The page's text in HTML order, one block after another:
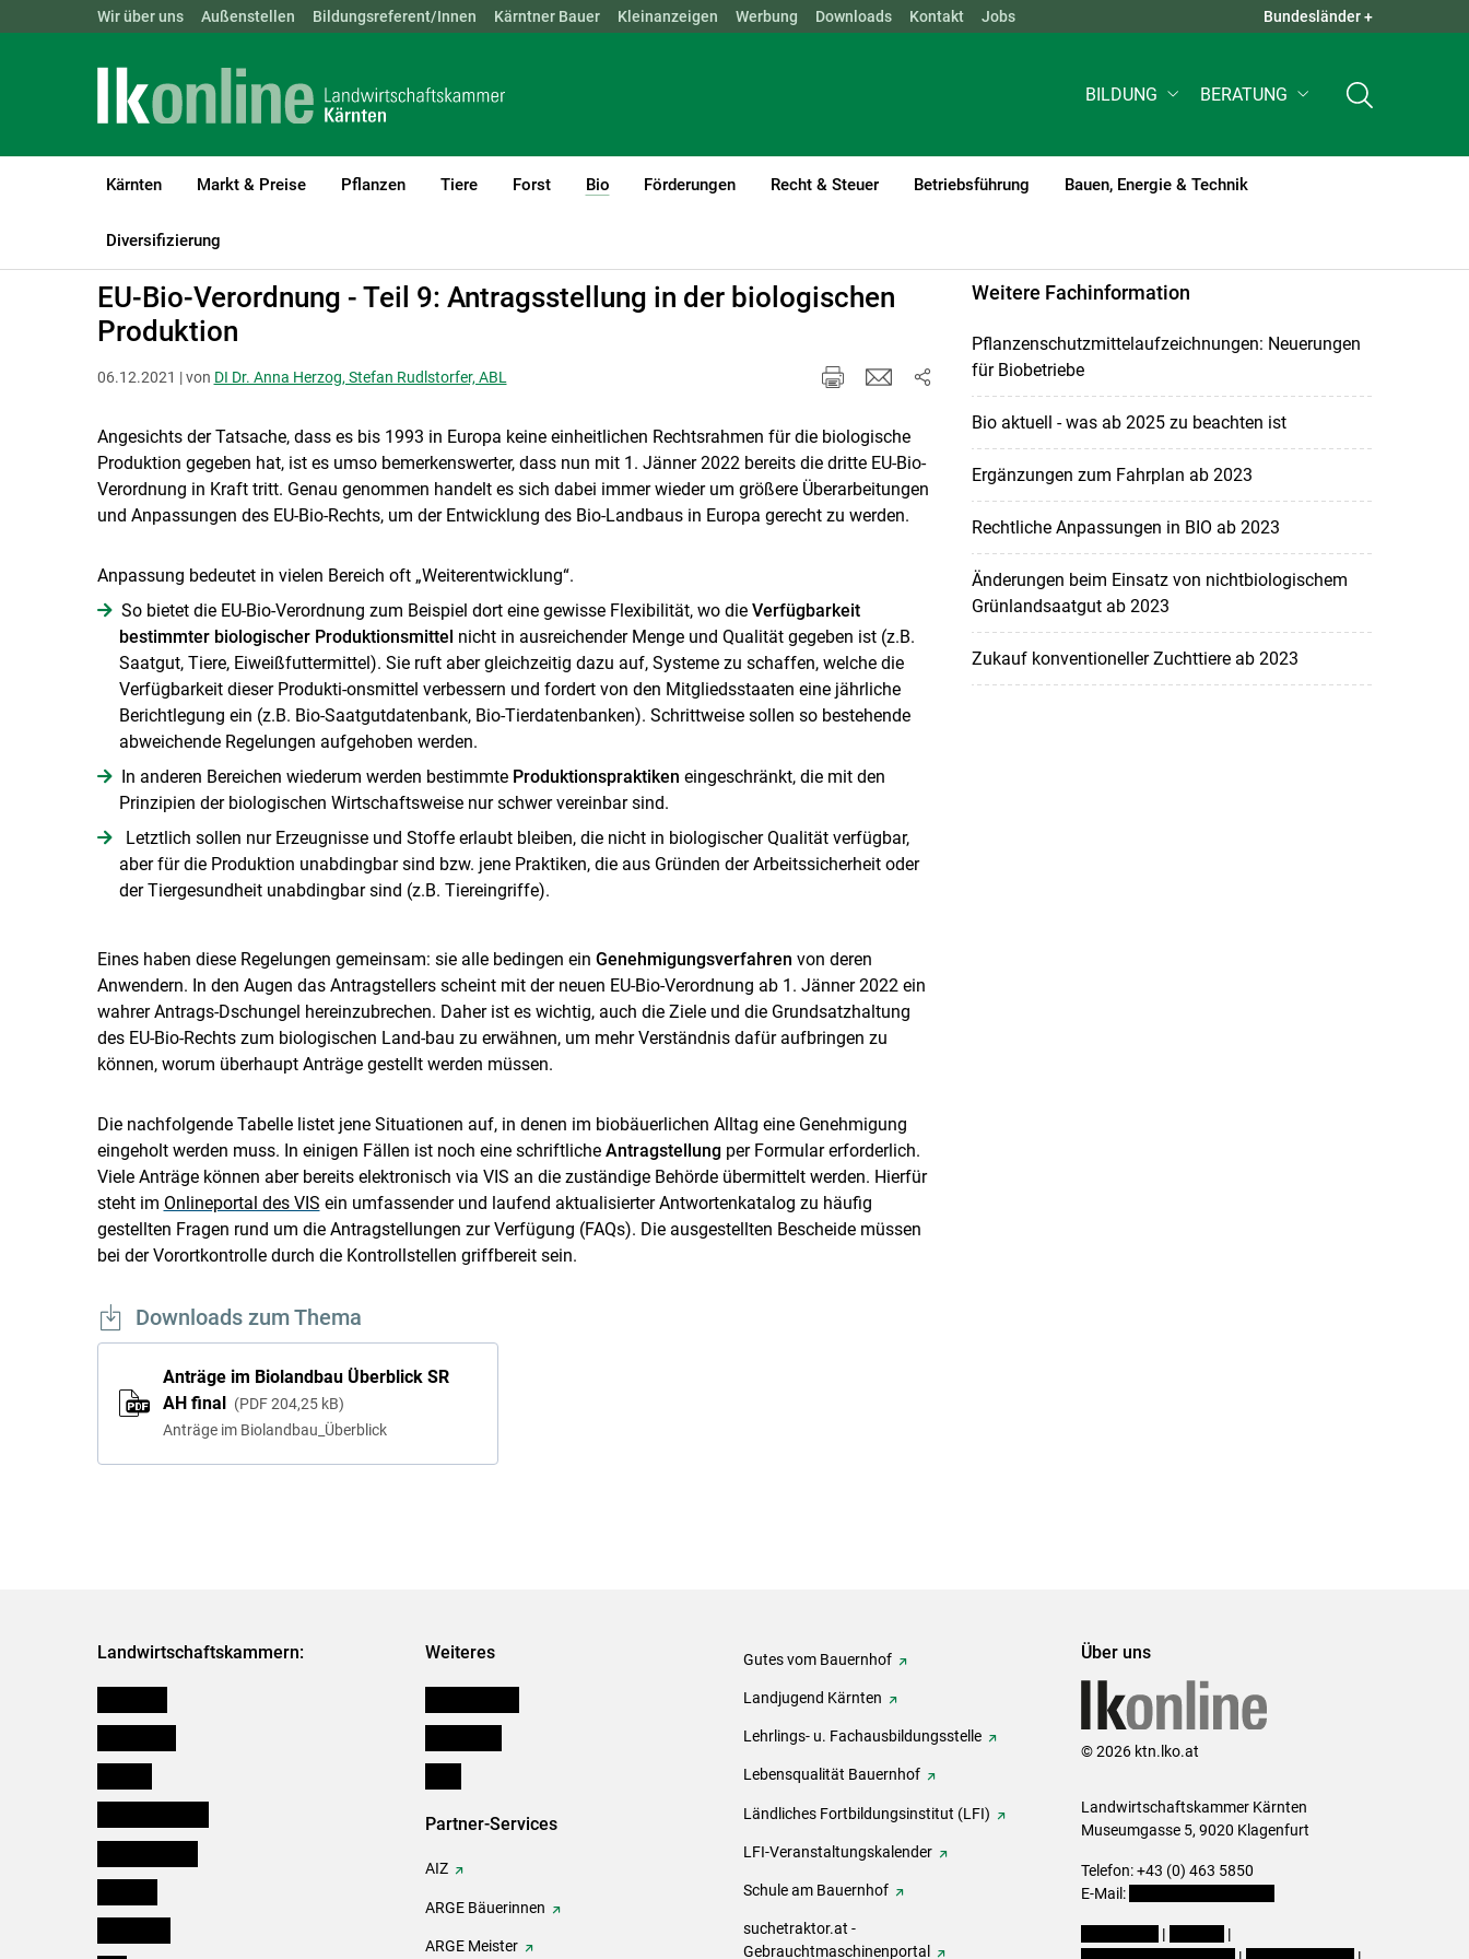
Skip to main content
Landwirtschaftskammern: ÖSTERREICH BGLD KTN NÖ OÖ SBG STMK TIROL VBG WIEN QUICK LINKS +
Wir über uns Außenstellen Bildungsreferent/Innen Kärntner Bauer Kleinanzeigen Werbung Downloads Kontakt Jobs Bundesländer +
BILDUNG BERATUNG
Kärnten Markt & Preise Pflanzen Tiere Forst Bio
(current)1
Förderungen Recht & Steuer Betriebsführung Bauen, Energie & Technik
Diversifizierung
LK Kärnten Bio Rechtsgrundlagen für Biobetriebe
EU-Bio-Verordnung - Teil 9: Antragsstellung in der biologischen
Produktion
06.12.2021 | von DI Dr. Anna Herzog, Stefan Rudlstorfer, ABL
Angesichts der Tatsache, dass es bis 1993 in Europa keine einheitlichen Rechtsrahmen für die biologische
Produktion gegeben hat, ist es umso bemerkenswerter, dass nun mit 1. Jänner 2022 bereits die dritte EU-Bio-
Verordnung in Kraft tritt. Genau genommen handelt es sich dabei immer wieder um größere Überarbeitungen
und Anpassungen des EU-Bio-Rechts, um der Entwicklung des Bio-Landbaus in Europa gerecht zu werden.
Anpassung bedeutet in vielen Bereich oft „Weiterentwicklung“.
So bietet die EU-Bio-Verordnung zum Beispiel dort eine gewisse Flexibilität, wo die Verfügbarkeit
bestimmter biologischer Produktionsmittel nicht in ausreichender Menge und Qualität gegeben ist (z.B.
Saatgut, Tiere, Eiweißfuttermittel). Sie ruft aber gleichzeitig dazu auf, Systeme zu schaffen, welche die
Verfügbarkeit dieser Produkti-onsmittel verbessern und fordert von den Mitgliedsstaaten eine jährliche
Berichtlegung ein (z.B. Bio-Saatgutdatenbank, Bio-Tierdatenbanken). Schrittweise sollen so bestehende
abweichende Regelungen aufgehoben werden.
In anderen Bereichen wiederum werden bestimmte Produktionspraktiken eingeschränkt, die mit den
Prinzipien der biologischen Wirtschaftsweise nur schwer vereinbar sind.
Letztlich sollen nur Erzeugnisse und Stoffe erlaubt bleiben, die nicht in biologischer Qualität verfügbar,
aber für die Produktion unabdingbar sind bzw. jene Praktiken, die aus Gründen der Arbeitssicherheit oder
der Tiergesundheit unabdingbar sind (z.B. Tiereingriffe).
Eines haben diese Regelungen gemeinsam: sie alle bedingen ein Genehmigungsverfahren von deren
Anwendern. In den Augen das Antragstellers scheint mit der neuen EU-Bio-Verordnung ab 1. Jänner 2022 ein
wahrer Antrags-Dschungel hereinzubrechen. Daher ist es wichtig, auch die Ziele und die Grundsatzhaltung
des EU-Bio-Rechts zum biologischen Land-bau zu erwähnen, um mehr Verständnis dafür aufbringen zu
können, worum überhaupt Anträge gestellt werden müssen.
Die nachfolgende Tabelle listet jene Situationen auf, in denen im biobäuerlichen Alltag eine Genehmigung
eingeholt werden muss. In einigen Fällen ist noch eine schriftliche Antragstellungper Formular erforderlich.
Viele Anträge können aber bereits elektronisch via VIS an die zuständige Behörde übermittelt werden. Hierfür
steht im Onlineportal des VIS ein umfassender und laufend aktualisierter Antwortenkatalog zu häufig
gestellten Fragen rund um die Antragstellungen zur Verfügung (FAQs). Die ausgestellten Bescheide müssen
bei der Vorortkontrolle durch die Kontrollstellen griffbereit sein.
Downloads zum Thema
Anträge im Biolandbau Überblick SR
AH final
PDF 204,25 kB
Anträge im Biolandbau_Überblick
Weitere Fachinformation
Pflanzenschutzmittelaufzeichnungen: Neuerungen
für Biobetriebe
Bio aktuell - was ab 2025 zu beachten ist
Ergänzungen zum Fahrplan ab 2023
Rechtliche Anpassungen in BIO ab 2023
Änderungen beim Einsatz von nichtbiologischem
Grünlandsaatgut ab 2023
Zukauf konventioneller Zuchttiere ab 2023
Landwirtschaftskammern: Weiteres
Partner-Services
AIZ
ARGE Bäuerinnen
ARGE Meister
Gutes vom Bauernhof
Landjugend Kärnten
Lehrlings- u. Fachausbildungsstelle
Lebensqualität Bauernhof
Ländliches Fortbildungsinstitut (LFI)
LFI-Veranstaltungskalender
Schule am Bauernhof
suchetraktor.at -
Gebrauchtmaschinenportal
Über uns
© 2026 ktn.lko.at
Landwirtschaftskammer Kärnten
Museumgasse 5, 9020 Klagenfurt
Telefon: +43 (0) 463 5850
E-Mail:
|
|